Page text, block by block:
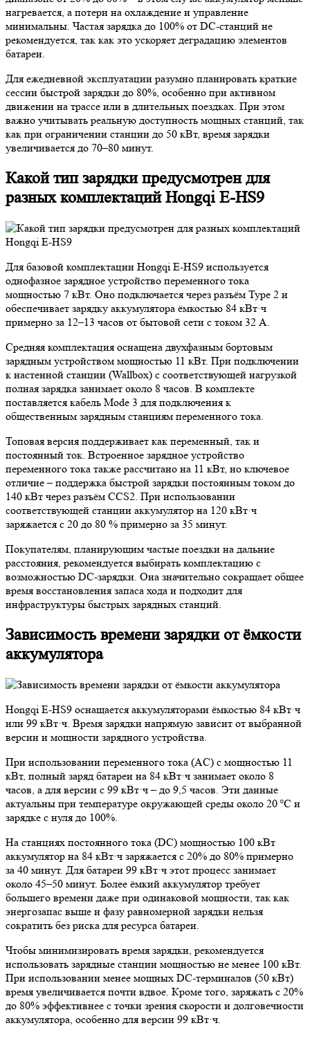
нагревается, а потери на охлаждение и управление
минимальны. Частая зарядка до 100% от DC-станций не
рекомендуется, так как это ускоряет деградацию элементов
батареи.
Для ежедневной эксплуатации разумно планировать краткие
сессии быстрой зарядки до 80%, особенно при активном
движении на трассе или в длительных поездках. При этом
важно учитывать реальную доступность мощных станций, так
как при ограничении станции до 50 кВт, время зарядки
увеличивается до 70–80 минут.
Какой тип зарядки предусмотрен для
разных комплектаций Hongqi E-HS9
Для базовой комплектации Hongqi E-HS9 используется
однофазное зарядное устройство переменного тока
мощностью 7 кВт. Оно подключается через разъём Type 2 и
обеспечивает зарядку аккумулятора ёмкостью 84 кВт·ч
примерно за 12–13 часов от бытовой сети с током 32 А.
Средняя комплектация оснащена двухфазным бортовым
зарядным устройством мощностью 11 кВт. При подключении
к настенной станции (Wallbox) с соответствующей нагрузкой
полная зарядка занимает около 8 часов. В комплекте
поставляется кабель Mode 3 для подключения к
общественным зарядным станциям переменного тока.
Топовая версия поддерживает как переменный, так и
постоянный ток. Встроенное зарядное устройство
переменного тока также рассчитано на 11 кВт, но ключевое
отличие – поддержка быстрой зарядки постоянным током до
140 кВт через разъём CCS2. При использовании
соответствующей станции аккумулятор на 120 кВт·ч
заряжается с 20 до 80 % примерно за 35 минут.
Покупателям, планирующим частые поездки на дальние
расстояния, рекомендуется выбирать комплектацию с
возможностью DC-зарядки. Она значительно сокращает общее
время восстановления запаса хода и подходит для
инфраструктуры быстрых зарядных станций.
Зависимость времени зарядки от ёмкости
аккумулятора
Hongqi E-HS9 оснащается аккумуляторами ёмкостью 84 кВт·ч
или 99 кВт·ч. Время зарядки напрямую зависит от выбранной
версии и мощности зарядного устройства.
При использовании переменного тока (AC) с мощностью 11
кВт, полный заряд батареи на 84 кВт·ч занимает около 8
часов, а для версии с 99 кВт·ч – до 9,5 часов. Эти данные
актуальны при температуре окружающей среды около 20 °C и
зарядке с нуля до 100%.
На станциях постоянного тока (DC) мощностью 100 кВт
аккумулятор на 84 кВт·ч заряжается с 20% до 80% примерно
за 40 минут. Для батареи 99 кВт·ч этот процесс занимает
около 45–50 минут. Более ёмкий аккумулятор требует
большего времени даже при одинаковой мощности, так как
энергозапас выше и фазу равномерной зарядки нельзя
сократить без риска для ресурса батареи.
Чтобы минимизировать время зарядки, рекомендуется
использовать зарядные станции мощностью не менее 100 кВт.
При использовании менее мощных DC-терминалов (50 кВт)
время увеличивается почти вдвое. Кроме того, заряжать с 20%
до 80% эффективнее с точки зрения скорости и долговечности
аккумулятора, особенно для версии 99 кВт·ч.